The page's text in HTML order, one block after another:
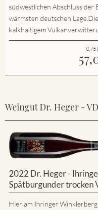
südwestlichen Abschluss der
wärmsten deutschen
kalkhaltigem
0.75
Weingut Dr. Heger -
2022 Dr. Heger -
Spätburgunder trocken
Hier am Ihringer